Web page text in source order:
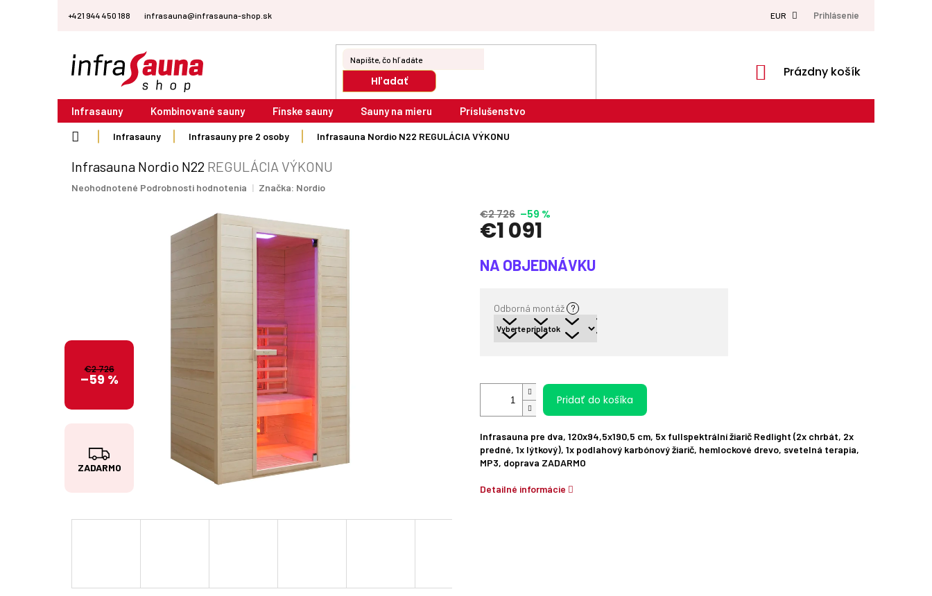
+421 944 450 188 infrasauna@infrasauna-shop.sk EUR Prihlásenie
Hľadať
NÁKUPNÝ
Prázdny košík
Infrasauny Kombinované sauny Fínske sauny Sauny na mieru Príslušenstvo
DomovInfrasauny Infrasauny pre 2 osoby Infrasauna Nordio N22 REGULÁCIA VÝKONU
Infrasauna Nordio N22 REGULÁCIA VÝKONU
Priemerné
Neohodnotené Podrobnosti hodnotenia Značka: Nordio
Z
A
A
ZADARMO
€2 726
–59 %
€2 726 –59 %
€1 091
cena:
NA OBJEDNÁVKU
Odborná montáž ?
Pridať do košíka
Infrasauna pre dva, 120x94,5x190,5 cm, 5x fullspektrální žiarič Redlight (2x chrbát, 2x
predné, 1x lýtkový), 1x podlahový karbónový žiarič, hemlockové drevo, svetelná terapia,
MP3, doprava ZADARMO
Detailné informácie